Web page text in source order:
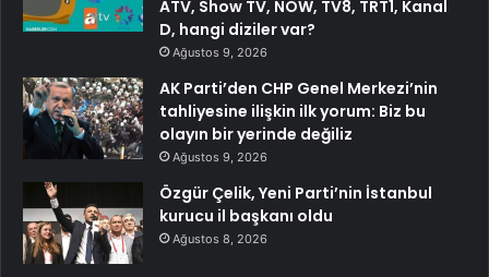
ATV, Show TV, NOW, TV8, TRT1, Kanal
D, hangi diziler var?
Ağustos 9, 2026
AK Parti’den CHP Genel Merkezi’nin
tahliyesine ilişkin ilk yorum: Biz bu
olayın bir yerinde değiliz
Ağustos 9, 2026
Özgür Çelik, Yeni Parti’nin İstanbul
kurucu il başkanı oldu
Ağustos 8, 2026